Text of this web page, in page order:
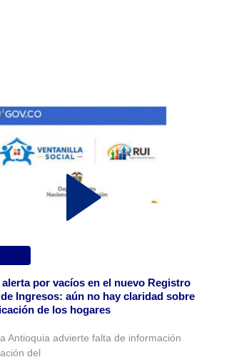
por vacíos en el nuevo Registro
Ingresos: aún no hay claridad sobre
de los hogares
Antioquia advierte falta de información
del